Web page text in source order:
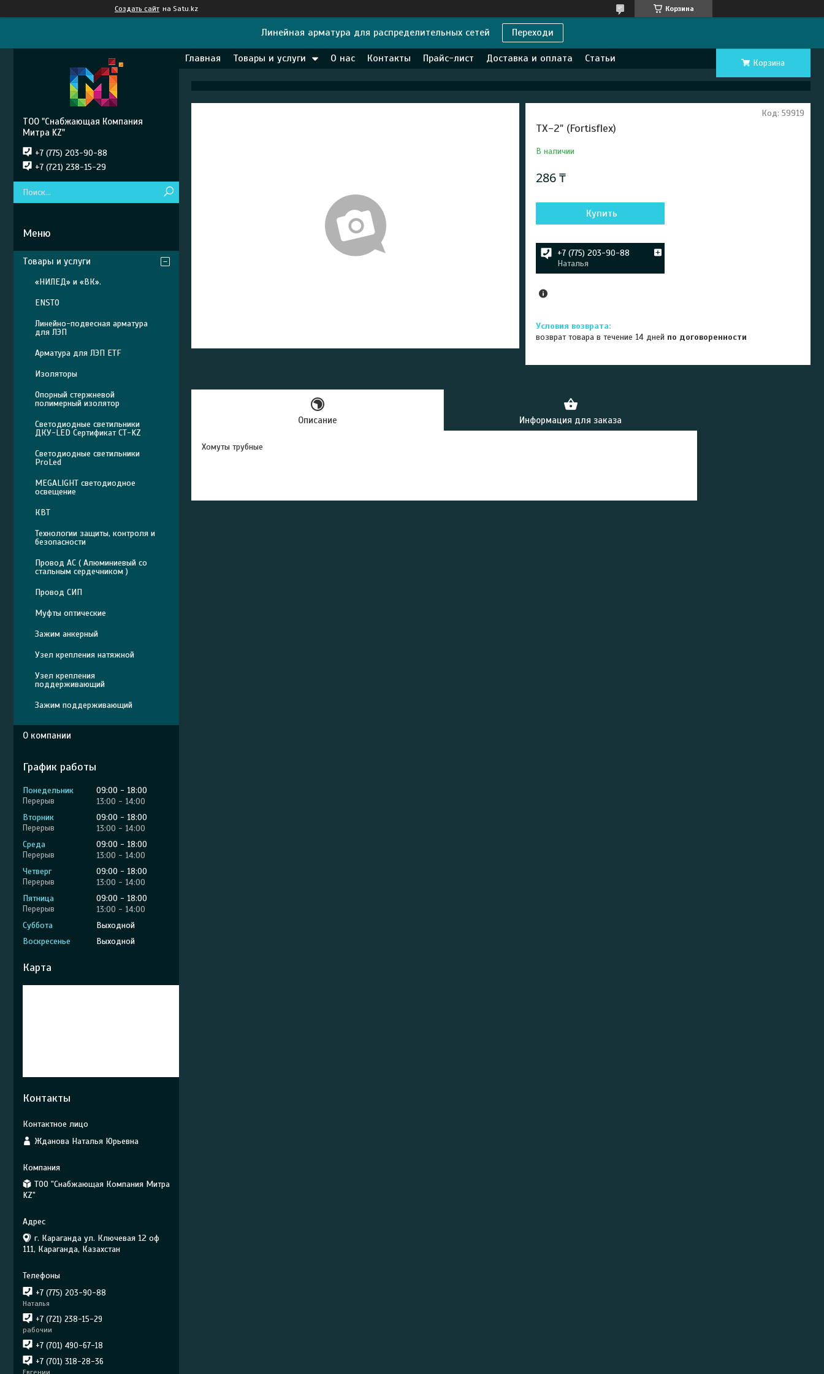
Создать сайт на Satu.kz Корзина
Линейная арматура для распределительных сетей Переходи
Главная Товары и услуги О нас Контакты Прайс-лист Доставка и оплата Статьи Корзина
ТХ-2" (Fortisflex)
В наличии
Код: 59919
286 ₸
Купить
+7 (775) 203-90-88
Наталья
возврат товара в течение 14 дней по договоренности
Описание Информация для заказа
Хомуты трубные
ТОО "Снабжающая Компания
Митра KZ"
+7 (775) 203-90-88
+7 (721) 238-15-29
Товары и услуги
«НИЛЕД» и «ВК».
ENSTO
Линейно-подвесная арматура
для ЛЭП
Арматура для ЛЭП ETF
Изоляторы
Опорный стержневой
полимерный изолятор
Светодиодные светильники
ДКУ-LED Сертификат СТ-KZ
Светодиодные светильники
ProLed
MEGALIGHT светодиодное
освещение
КВТ
Технологии защиты, контроля и
безопасности
Провод АС ( Алюминиевый со
стальным сердечником )
Провод СИП
Муфты оптические
Зажим анкерный
Узел крепления натяжной
Узел крепления
поддерживающий
Зажим поддерживающий
О компании
График работы
Понедельник 09:00
18:00
13:00
14:00
Вторник
09:00
18:00
13:00
14:00
Среда
09:00
18:00
13:00
14:00
Четверг
09:00
18:00
13:00
14:00
Пятница
09:00
18:00
13:00
14:00
Суббота
Выходной
Воскресенье
Выходной
Карта
Контакты
Жданова Наталья Юрьевна
ТОО "Снабжающая Компания Митра
KZ"
г. Караганда ул. Ключевая 12 оф
111, Караганда, Казахстан
+7 (775) 203-90-88
Наталья
+7 (721) 238-15-29
рабочии
+7 (701) 490-67-18
+7 (701) 318-28-36
Евгении